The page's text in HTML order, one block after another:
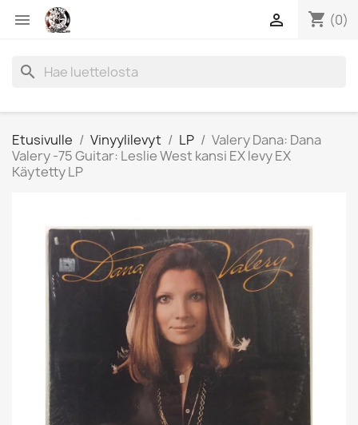
 shopping_cart (0)

search
Etusivulle Vinyylilevyt LP
Valery Dana: Dana
Valery -75 Guitar: Leslie West kansi EX levy EX
Käytetty LP